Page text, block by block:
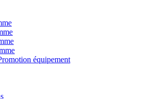
équipement